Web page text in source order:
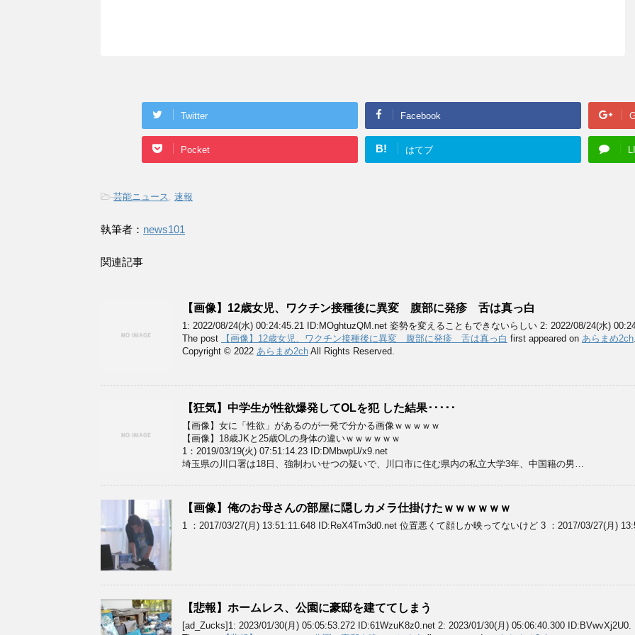
Twitter Facebook
Pocket B! はてブ
-芸能ニュース, 速報
執筆者： news101
関連記事
【画像】12歳女児、ワクチン接種後に異変 腹部に発疹 舌は真っ白
1: 2022/08/24(水) 00:24:45.21 ID:MOghtuzQM.net 姿勢を変えることもできないらしい 2: 2022/08/24(水)
The post
【画像】12歳女児、ワクチン接種後に異変 腹部に発疹 舌は真っ白 first appeared on あらまめ2ch.
Copyright © 2022 あらまめ2ch All Rights Reserved.
【狂気】中学生が性欲爆発してOLを犯 した結果･････
【画像】女に「性欲」があるのが一発で分かる画像ｗｗｗｗｗ
【画像】18歳JKと25歳OLの身体の違いｗｗｗｗｗｗ
1：2019/03/19(火) 07:51:14.23 ID:DMbwpU/x9.net
埼玉県の川口署は18日、強制わいせつの疑いで、川口市に住む県内の私立大学3年、中国籍の男…
【画像】俺のお母さんの部屋に隠しカメラ仕掛けたｗｗｗｗｗｗ
1 ：2017/03/27(月) 13:51:11.648 ID:ReX4Tm3d0.net 位置悪くて顔しか映ってないけど 3 ：2017/03/27(月)
【悲報】ホームレス、公園に豪邸を建ててしまう
[ad_Zucks]1: 2023/01/30(月) 05:05:53.272 ID:61WzuK8z0.net 2: 2023/01/30(月) 05:06:40.300